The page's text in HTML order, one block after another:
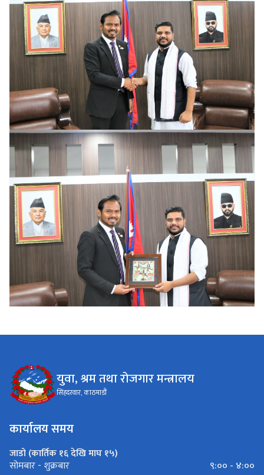
युवा, श्रम तथा रोजगार मन्त्रालय
सिंहदरवार, काठमाडौं
कार्यालय समय
जाडो (कार्तिक १६ देखि माघ १५)
सोमबार - शुक्रबार
९:०० - ४:००